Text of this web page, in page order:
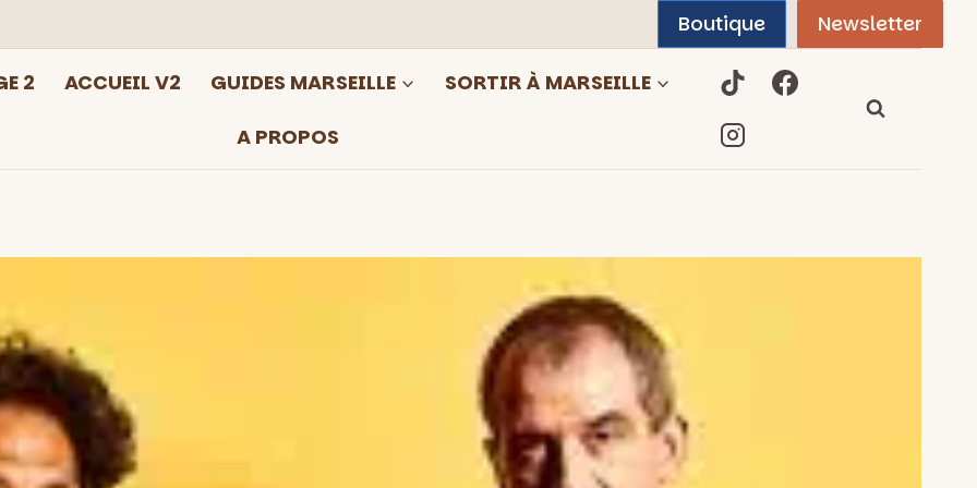
Boutique Newsletter
2 ACCUEIL V2 GUIDES MARSEILLE SORTIR À MARSEILLE
A PROPOS